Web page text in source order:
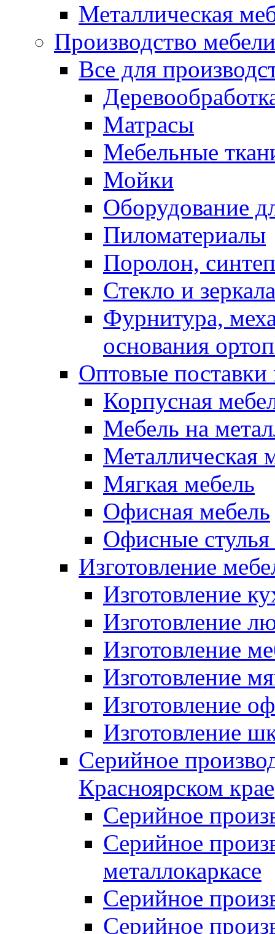
Металлическая
Производство мебели
Все для
Матрасы
Мебельные
Мойки
Оборудование
Пиломатериалы
Поролон,
Стекло и зеркала
Фурнитура,
основания
Оптовые поставки
Корпусная
Мебель на
Металлическая
Мягкая мебель
Офисная мебель
Офисные стулья
Изготовление
Изготовление
Изготовление
Изготовление
Изготовление
Изготовление
Изготовление
Серийное
Красноярском крае
Серийное
Серийное
металлокаркасе
Серийное
Серийное